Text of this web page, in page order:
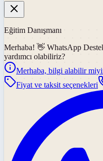
Eğitim Danışmanı
Merhaba! 👋 WhatsApp
yardımcı olabiliriz?
Merhaba, bilgi alabilir
Fiyat ve taksit seçenekleri